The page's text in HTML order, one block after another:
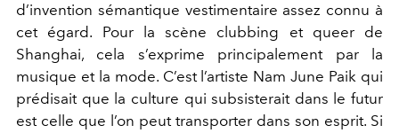
d’invention sémantique vestimentaire assez connu à
cet égard. Pour la scène clubbing et queer de
Shanghai, cela s’exprime principalement par la
musique et la mode. C’est l’artiste Nam June Paik qui
prédisait que la culture qui subsisterait dans le futur
est celle que l’on peut transporter dans son esprit. Si